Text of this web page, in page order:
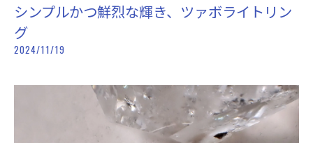
シンプルかつ鮮烈な輝き、ツァボライトリン
グ
2024/11/19